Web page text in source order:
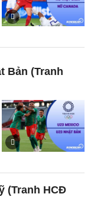
Bản (Tranh
(Tranh HCĐ